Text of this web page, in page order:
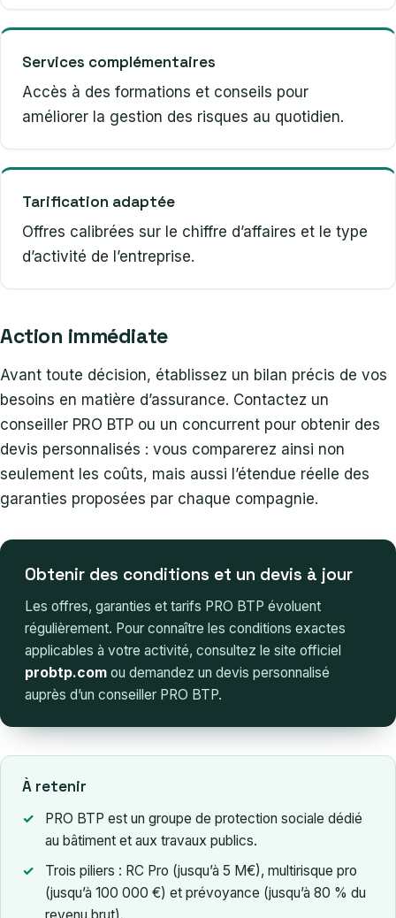
Services complémentaires
Accès à des formations et conseils pour
améliorer la gestion des risques au quotidien.
Tarification adaptée
Offres calibrées sur le chiffre d’affaires et le type
d’activité de l’entreprise.
Action immédiate
Avant toute décision, établissez un bilan précis de vos
besoins en matière d’assurance. Contactez un
conseiller PRO BTP ou un concurrent pour obtenir des
devis personnalisés : vous comparerez ainsi non
seulement les coûts, mais aussi l’étendue réelle des
garanties proposées par chaque compagnie.
Obtenir des conditions et un devis à jour
Les offres, garanties et tarifs PRO BTP évoluent
régulièrement. Pour connaître les conditions exactes
applicables à votre activité, consultez le site officiel
probtp.com ou demandez un devis personnalisé
auprès d’un conseiller PRO BTP.
À retenir
PRO BTP est un groupe de protection sociale dédié
au bâtiment et aux travaux publics.
Trois piliers : RC Pro (jusqu’à 5 M€), multirisque pro
(jusqu’à 100 000 €) et prévoyance (jusqu’à 80 % du